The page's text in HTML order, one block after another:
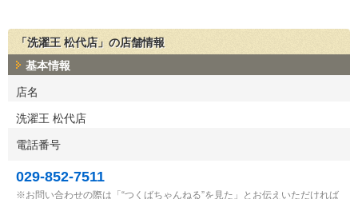
「洗濯王 松代店」の店舗情報
基本情報
店名
洗濯王 松代店
電話番号
029-852-7511
お問い合わせの際は「“つくばちゃんねる”を見た」とお伝えいただければ